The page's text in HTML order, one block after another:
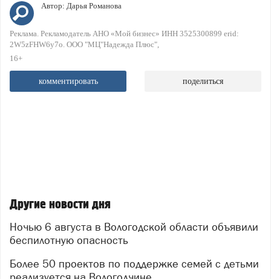
Автор: Дарья Романова
Реклама. Рекламодатель АНО «Мой бизнес» ИНН 3525300899 erid:
2W5zFHW6y7o. ООО "МЦ"Надежда Плюс"
16+
комментировать поделиться
Другие новости дня
Ночью 6 августа в Вологодской области объявили
беспилотную опасность
Более 50 проектов по поддержке семей с детьми